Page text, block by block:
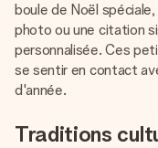
boule de Noël
photo ou une citation
personnalisée. Ces
se sentir en contact
d'année.
Traditions